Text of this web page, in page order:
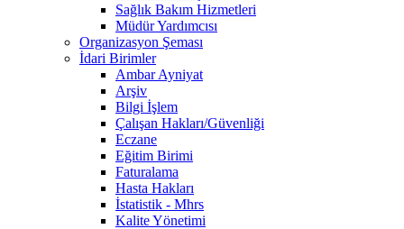
Sağlık Bakım Hizmetleri
Müdür Yardımcısı
Organizasyon Şeması
İdari Birimler
Ambar Ayniyat
Arşiv
Bilgi İşlem
Çalışan Hakları/Güvenliği
Eczane
Eğitim Birimi
Faturalama
Hasta Hakları
İstatistik - Mhrs
Kalite Yönetimi